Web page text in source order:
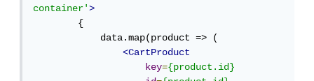
container'>
        {
            data.map(product => (
<CartProduct
key={product.id}